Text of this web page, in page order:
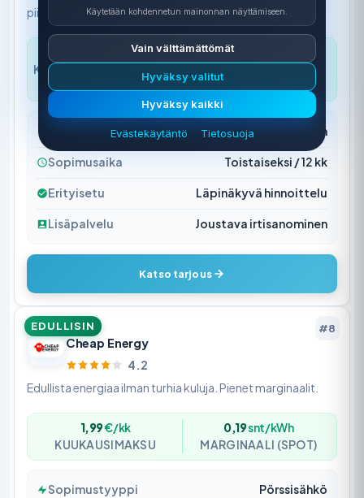
piilokustannuksia.
KUUKAUSIMAKS
0,30snt/kWh
(SPOT)
KIINTEÄ HINTA
Sopimustyyppi Pörssisähkö & Määräaikainen
Sopimusaika Toistaiseksi / 12 kk
Erityisetu Läpinäkyvä hinnoittelu
Lisäpalvelu Joustava irtisanominen
Katso tarjous
EDULLISIN #8
Cheap Energy
4.2
Edullista energiaa ilman turhia kuluja. Pienet marginaalit.
1,99€/kk
KUUKAUSIMAKSU
0,19snt/kWh
MARGINAALI (SPOT)
Sopimustyyppi Pörssisähkö
Käytetään kohdennetun mainonnan näyttämiseen.
Vain välttämättömät
Hyväksy valitut
Hyväksy kaikki
Evästekäytäntö Tietosuoja